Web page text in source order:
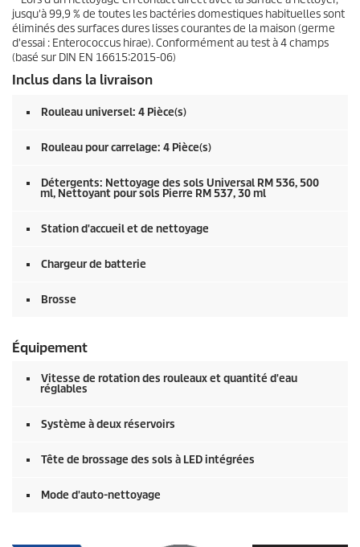
jusqu'à 99,9 % de toutes les bactéries domestiques habituelles sont
éliminés des surfaces dures lisses courantes de la maison (germe
d'essai : Enterococcus hirae). Conformément au test à 4 champs
(basé sur DIN EN 16615:2015-06)
Inclus dans la livraison
Rouleau universel: 4 Pièce(s)
Rouleau pour carrelage: 4 Pièce(s)
Détergents: Nettoyage des sols Universal RM 536, 500
ml, Nettoyant pour sols Pierre RM 537, 30 ml
Station d'accueil et de nettoyage
Chargeur de batterie
Brosse
Équipement
Vitesse de rotation des rouleaux et quantité d'eau
réglables
Système à deux réservoirs
Tête de brossage des sols à LED intégrées
Mode d'auto-nettoyage